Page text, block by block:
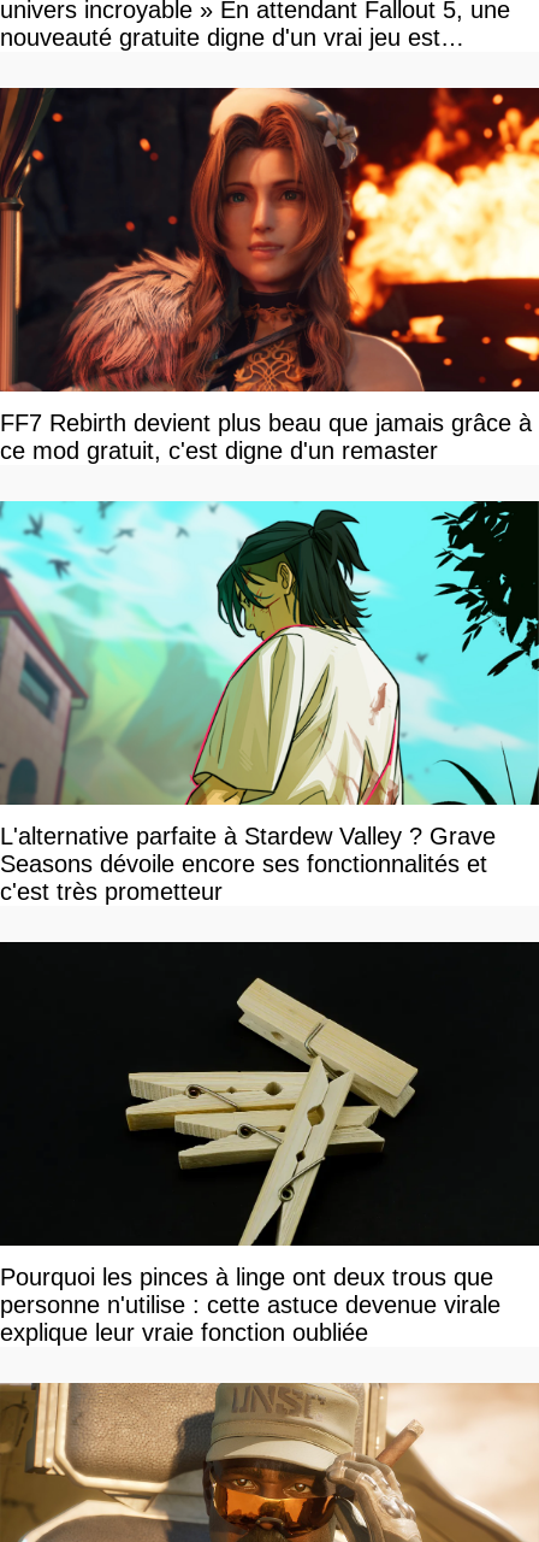
univers incroyable » En attendant Fallout 5, une
nouveauté gratuite digne d'un vrai jeu est
FF7 Rebirth devient plus beau que jamais grâce à
ce mod gratuit, c'est digne d'un remaster
L'alternative parfaite à Stardew Valley ? Grave
Seasons dévoile encore ses fonctionnalités et
c'est très prometteur
Pourquoi les pinces à linge ont deux trous que
personne n'utilise : cette astuce devenue virale
explique leur vraie fonction oubliée